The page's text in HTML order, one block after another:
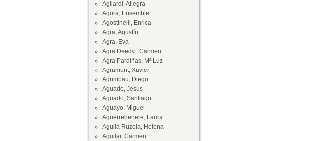
Agliardi, Allegra
Agora, Ensemble
Agostinelli, Enrica
Agra, Agustín
Agra, Eva
Agra Deedy , Carmen
Agra Pardiñas, Mª Luz
Agramunt, Xavier
Agrimbau, Diego
Aguado, Jesús
Aguado, Santiago
Aguayo, Miguel
Aguerrebehere, Laura
Aguilà Ruzola, Helena
Aguilar, Carmen